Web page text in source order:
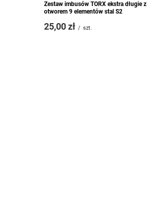
Zestaw imbusów TORX ekstra długie z
otworem 9 elementów stal S2
25,00 zł / szt.